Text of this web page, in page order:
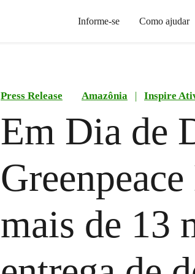
Informe-se Como ajudar
Press Release Amazônia | Inspire
Em Dia de
mais de 13